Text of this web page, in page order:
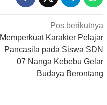
Pos berikutnya
Memperkuat Karakter Pelajar
Pancasila pada Siswa SDN
07 Nanga Kebebu Gelar
Budaya Berontang